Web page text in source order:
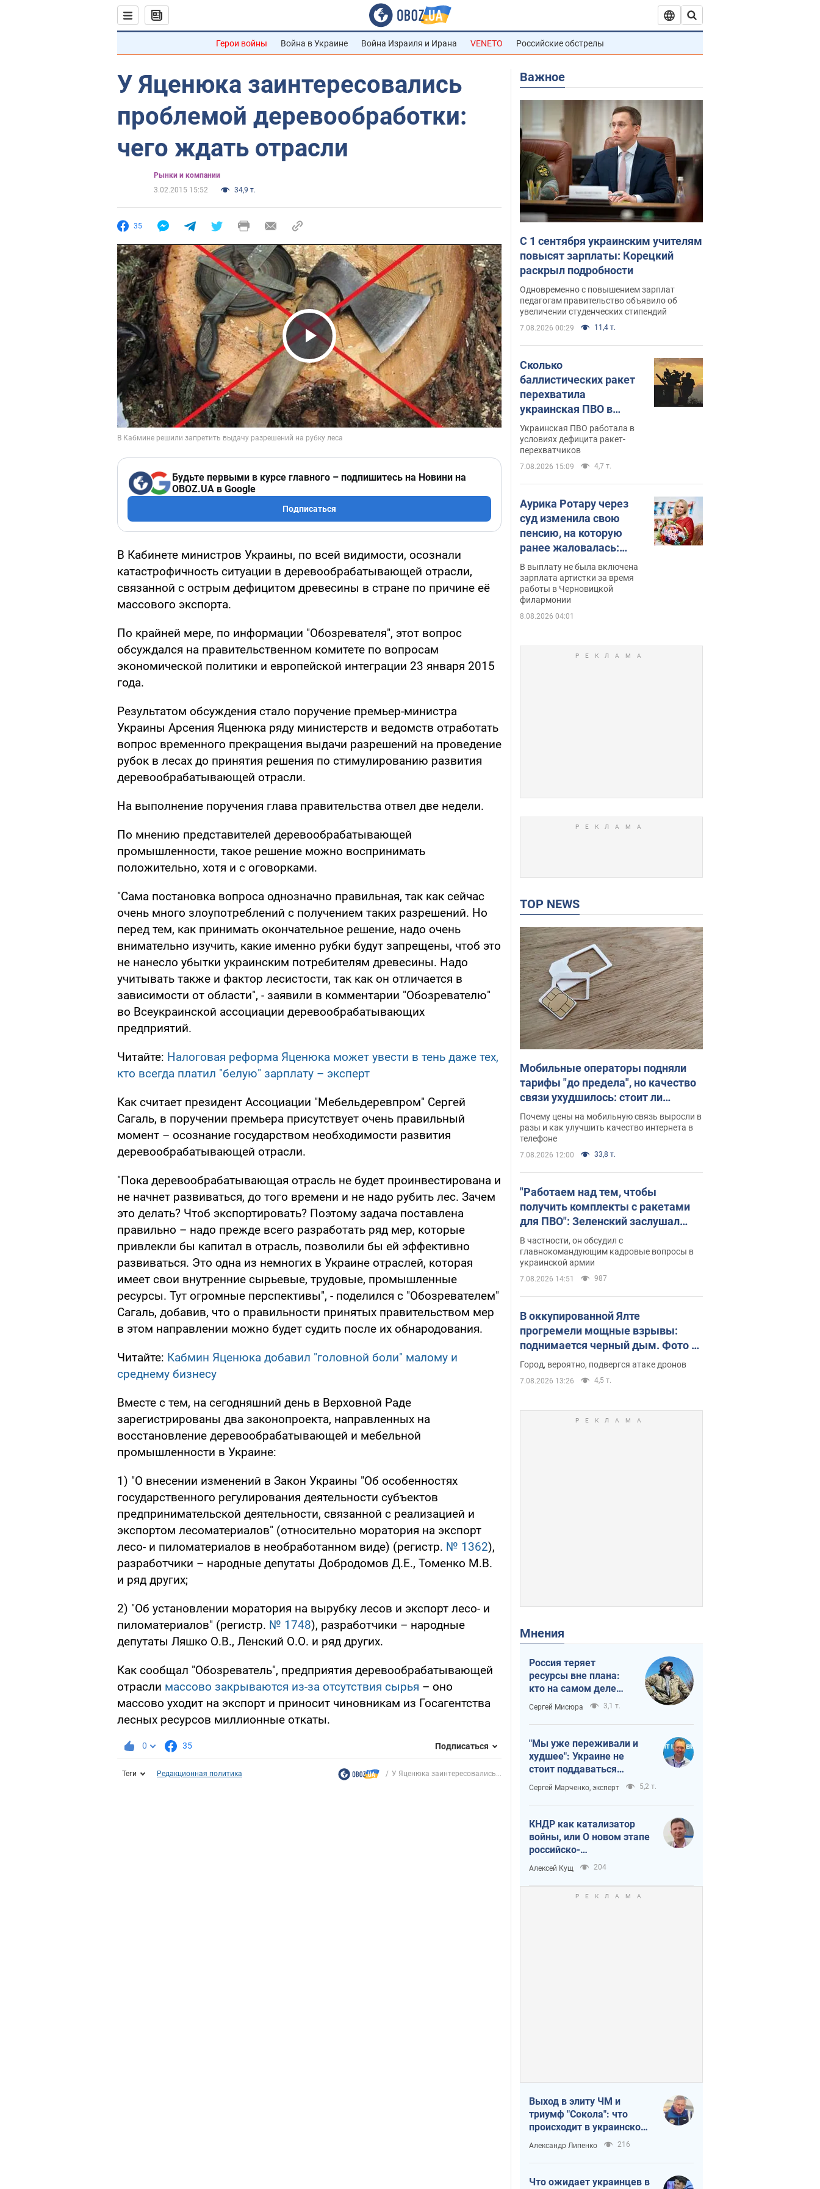
Герои войны Война в Украине Война Израиля и Ирана VENETO Российские обстрелы
У Яценюка заинтересовались
проблемой деревообработки:
чего ждать отрасли
Рынки и компании
3.02.2015 15:52
34,9 т.
35
Play Video
Будьте первыми в курсе главного – подпишитесь на Новини на
OBOZ.UA в Google
Подписаться
В Кабинете министров Украины, по всей видимости, осознали
катастрофичность ситуации в деревообрабатывающей отрасли,
связанной с острым дефицитом древесины в стране по причине её
массового экспорта.
По крайней мере, по информации "Обозревателя", этот вопрос
обсуждался на правительственном комитете по вопросам
экономической политики и европейской интеграции 23 января 2015
года.
Результатом обсуждения стало поручение премьер-министра
Украины Арсения Яценюка ряду министерств и ведомств отработать
вопрос временного прекращения выдачи разрешений на проведение
рубок в лесах до принятия решения по стимулированию развития
деревообрабатывающей отрасли.
На выполнение поручения глава правительства отвел две недели.
По мнению представителей деревообрабатывающей
промышленности, такое решение можно воспринимать
положительно, хотя и с оговорками.
"Сама постановка вопроса однозначно правильная, так как сейчас
очень много злоупотреблений с получением таких разрешений. Но
перед тем, как принимать окончательное решение, надо очень
внимательно изучить, какие именно рубки будут запрещены, чтоб это
не нанесло убытки украинским потребителям древесины. Надо
учитывать также и фактор лесистости, так как он отличается в
зависимости от области", - заявили в комментарии "Обозревателю"
во Всеукраинской ассоциации деревообрабатывающих
предприятий.
Читайте: Налоговая реформа Яценюка может увести в тень даже тех,
кто всегда платил "белую" зарплату – эксперт
Как считает президент Ассоциации "Мебельдеревпром" Сергей
Сагаль, в поручении премьера присутствует очень правильный
момент – осознание государством необходимости развития
деревообрабатывающей отрасли.
"Пока деревообрабатывающая отрасль не будет проинвестирована и
не начнет развиваться, до того времени и не надо рубить лес. Зачем
это делать? Чтоб экспортировать? Поэтому задача поставлена
правильно – надо прежде всего разработать ряд мер, которые
привлекли бы капитал в отрасль, позволили бы ей эффективно
развиваться. Это одна из немногих в Украине отраслей, которая
имеет свои внутренние сырьевые, трудовые, промышленные
ресурсы. Тут огромные перспективы", - поделился с "Обозревателем"
Сагаль, добавив, что о правильности принятых правительством мер
в этом направлении можно будет судить после их обнародования.
Читайте: Кабмин Яценюка добавил "головной боли" малому и
среднему бизнесу
Вместе с тем, на сегодняшний день в Верховной Раде
зарегистрированы два законопроекта, направленных на
восстановление деревообрабатывающей и мебельной
промышленности в Украине:
1) "О внесении изменений в Закон Украины "Об особенностях
государственного регулирования деятельности субъектов
предпринимательской деятельности, связанной с реализацией и
экспортом лесоматериалов" (относительно моратория на экспорт
лесо- и пиломатериалов в необработанном виде) (регистр. № 1362),
разработчики – народные депутаты Добродомов Д.Е., Томенко М.В.
и ряд других;
2) "Об установлении моратория на вырубку лесов и экспорт лесо- и
пиломатериалов" (регистр. № 1748), разработчики – народные
депутаты Ляшко О.В., Ленский О.О. и ряд других.
Как сообщал "Обозреватель", предприятия деревообрабатывающей
отрасли массово закрываются из-за отсутствия сырья – оно
массово уходит на экспорт и приносит чиновникам из Госагентства
лесных ресурсов миллионные откаты.
0 35 Подписаться
Теги Редакционная политика У Яценюка заинтересовались...
Важное
С 1 сентября украинским учителям
повысят зарплаты: Корецкий
раскрыл подробности
Одновременно с повышением зарплат
педагогам правительство объявило об
увеличении студенческих стипендий
7.08.2026 00:29 11,4 т.
Сколько
баллистических ракет
перехватила
украинская ПВО в
июле: в Минобороны
назвали цифру
Украинская ПВО работала в
условиях дефицита ракет-
перехватчиков
7.08.2026 15:09 4,7 т.
Аурика Ротару через
суд изменила свою
пенсию, на которую
ранее жаловалась:
сколько получала
певица
В выплату не была включена
зарплата артистки за время
работы в Черновицкой
филармонии
8.08.2026 04:01
TOP NEWS
Мобильные операторы подняли
тарифы "до предела", но качество
связи ухудшилось: стоит ли
жаловаться на цены
Почему цены на мобильную связь выросли в
разы и как улучшить качество интернета в
телефоне
7.08.2026 12:00 33,8 т.
"Работаем над тем, чтобы
получить комплекты с ракетами
для ПВО": Зеленский заслушал
доклад Драпатого и объявил о
новых мерах
В частности, он обсудил с
главнокомандующим кадровые вопросы в
украинской армии
7.08.2026 14:51 987
В оккупированной Ялте
прогремели мощные взрывы:
поднимается черный дым. Фото и
видео
Город, вероятно, подвергся атаке дронов
7.08.2026 13:26 4,5 т.
Мнения
Россия теряет
ресурсы вне плана:
кто на самом деле
диктует темп войны
Сергей Мисюра 3,1 т.
"Мы уже переживали и
худшее": Украине не
стоит поддаваться
отчаянию из-за
ракетного террора
Сергей Марченко, эксперт 5,2 т.
КНДР как катализатор
войны, или О новом этапе
российско-
северокорейского союза
Алексей Кущ 204
Выход в элиту ЧМ и
триумф "Сокола": что
происходит в украинском
хоккее
Александр Липенко 216
Что ожидает украинцев в